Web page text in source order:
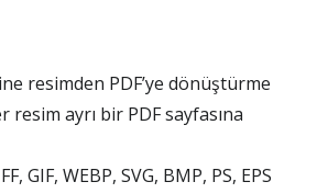
resimden PDF’ye dönüştürme
resim ayrı bir PDF sayfasına
GIF, WEBP, SVG, BMP, PS, EPS